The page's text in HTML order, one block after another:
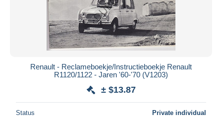
Renault - Reclameboekje/Instructieboekje Renault
R1120/1122 - Jaren '60-'70 (V1203)
± $13.87
Status Private individual